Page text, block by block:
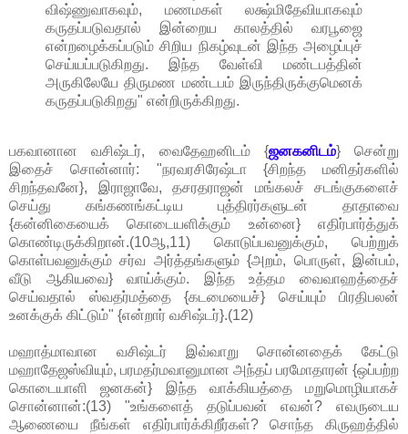
விஷ்ணுவாகவும், மணமகள் லக்ஷ்மிதேவியாகவும்
கருதப்படுவதால் இன்றைய காலத்தில் வரபூஜை
என்றழைக்கப்படும் சிறிய நிகழ்வுடன் இந்த அழைப்புச்
செய்யப்படுகிறது. இந்த வேள்வி மண்டபத்தின்
அருகிலேயே திருமண மண்டபம் இருந்திருக்குமெனக்
கருதப்படுகிறது" என்றிருக்கிறது.
பகவானான வசிஷ்டர், வைதேஹனிடம் {ஜனகனிடம்} சென்று
இதைச் சொன்னார்: "நரவரசிரேஷ்டா {சிறந்த மனிதர்களில்
சிறந்தவனே}, இராஜாவே, தசரதராஜன் மங்கலச் சடங்குகளைச்
செய்து கங்கணங்கட்டிய புத்திரர்களுடன் தாதாவை
{கன்னிகையைக் கொடையளிக்கும் உன்னை} எதிர்பார்த்துக்
கொண்டிருக்கிறான்.(10ஆ,11) கொடுப்பவனுக்கும், பெற்றுக்
கொள்பவனுக்கும் சர்வ அர்த்தங்களும் {அறம், பொருள், இன்பம்,
வீடு ஆகியவை} வாய்க்கும். இந்த உத்தம வைவாஹத்தைச்
செய்வதால் ஸ்வதர்மத்தை {கடமையைச்} செய்யும் பிரதிபலன்
உனக்குக் கிட்டும்" {என்றார் வசிஷ்டர்}.(12)
மஹாத்மாவான வசிஷ்டர் இவ்வாறு சொன்னதைக் கேட்டு
மஹாதேஜஸ்வியும், பரமதர்மவானுமான அந்தப் பரமோதாரன் {ஒப்பற்ற
கொடையாளி ஜனகன்} இந்த வாக்கியத்தை மறுமொழியாகச்
சொன்னான்:(13) "உங்களைத் தடுப்பவன் எவன்? எவருடைய
ஆணையை நீங்கள் எதிர்பார்க்கிறீர்கள்? சொந்த கிருஹத்தில்